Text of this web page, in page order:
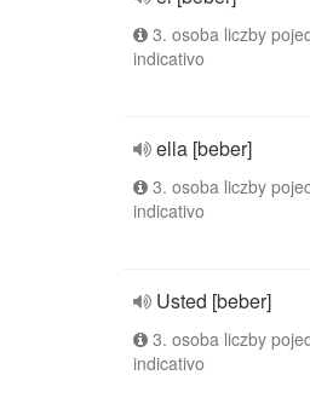
3. osoba liczby
indicativo
ella [beber]
3. osoba liczby
indicativo
Usted [beber]
3. osoba liczby
indicativo